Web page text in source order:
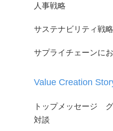
人事戦略
サステナビリティ戦略
サプライチェーンに
Value Creation
トップメッセージ
対談